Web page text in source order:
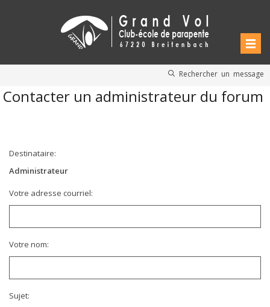
Rechercher un message
Contacter un administrateur du forum
Destinataire:
Administrateur
Votre adresse courriel:
Votre nom:
Sujet: